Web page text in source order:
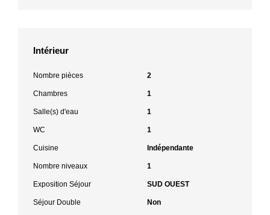
Intérieur
Nombre pièces 2
Chambres 1
Salle(s) d'eau 1
WC 1
Cuisine Indépendante
Nombre niveaux 1
Exposition Séjour SUD OUEST
Séjour Double Non